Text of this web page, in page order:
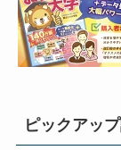
ピックアッ